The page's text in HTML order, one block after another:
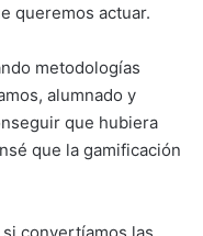
queremos actuar.
metodologías
alumnado y
que hubiera
que la gamificación
convertíamos las